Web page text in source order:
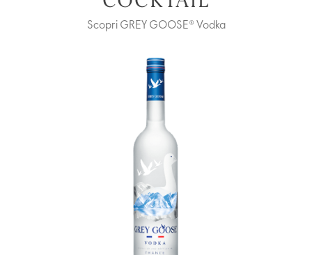
Scopri GREY GOOSE® Vodka